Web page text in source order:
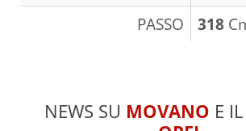
PASSO
318
NEWS SU MOVANO E